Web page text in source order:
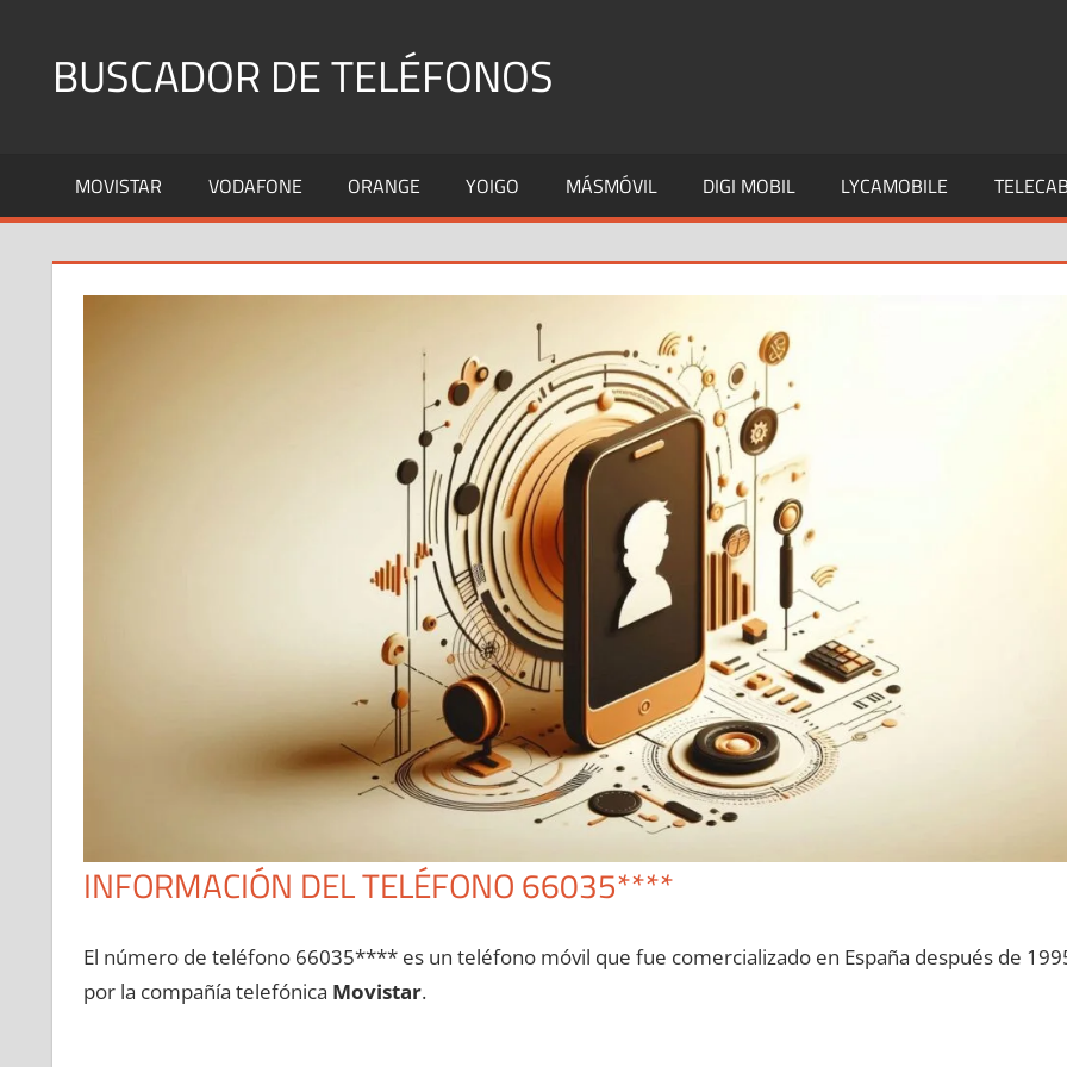
contenidoBUSCADOR DE TELÉFONOS
Fijos
y
MOVISTAR VODAFONE ORANGE YOIGO MÁSMÓVIL DIGI MOBIL LYCAMOBILE
INFORMACIÓN DEL TELÉFONO 66035****
El número dе teléfono 66035**** es un teléfono móvil quе fue comercializado en España después dе
pοr la compañía telefónica Movistar.